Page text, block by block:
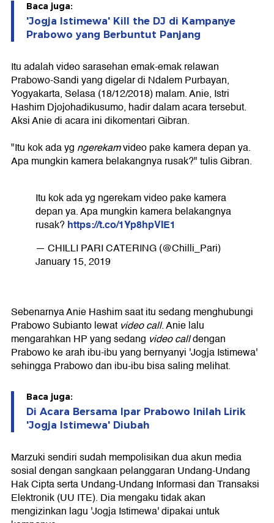
Baca juga:
'Jogja Istimewa' Kill the DJ di Kampanye
Prabowo yang Berbuntut Panjang
Itu adalah video sarasehan emak-emak relawan
Prabowo-Sandi yang digelar di Ndalem Purbayan,
Yogyakarta, Selasa (18/12/2018) malam. Anie, Istri
Hashim Djojohadikusumo, hadir dalam acara tersebut.
Aksi Anie di acara ini dikomentari Gibran.
"Itu kok ada yg ngerekamvideo pake kamera depan ya.
Apa mungkin kamera belakangnya rusak?" tulis Gibran.
Itu kok ada yg ngerekam video pake kamera
depan ya. Apa mungkin kamera belakangnya
rusak?https://t.co/1Yp8hpVIE1
— CHILLI PARI CATERING (@Chilli_Pari)
January 15, 2019
Sebenarnya Anie Hashim saat itu sedang menghubungi
Prabowo Subianto lewat video call. Anie lalu
mengarahkan HP yang sedang video calldengan
Prabowo ke arah ibu-ibu yang bernyanyi 'Jogja Istimewa'
sehingga Prabowo dan ibu-ibu bisa saling melihat.
Baca juga:
Di Acara Bersama Ipar Prabowo Inilah Lirik
'Jogja Istimewa' Diubah
Marzuki sendiri sudah mempolisikan dua akun media
sosial dengan sangkaan pelanggaran Undang-Undang
Hak Cipta serta Undang-Undang Informasi dan Transaksi
Elektronik (UU ITE). Dia mengaku tidak akan
mengizinkan lagu 'Jogja Istimewa' dipakai untuk